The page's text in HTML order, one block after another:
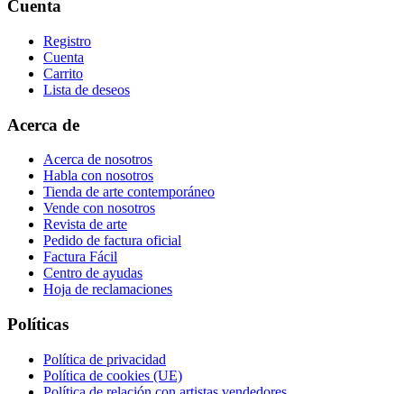
Cuenta
Registro
Cuenta
Carrito
Lista de deseos
Acerca de
Acerca de nosotros
Habla con nosotros
Tienda de arte contemporáneo
Vende con nosotros
Revista de arte
Pedido de factura oficial
Factura Fácil
Centro de ayudas
Hoja de reclamaciones
Políticas
Política de privacidad
Política de cookies (UE)